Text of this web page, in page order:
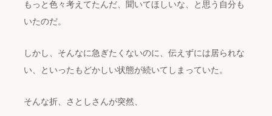
もっと色々考えてたんだ、聞いてほしいな、と思う自分も
いたのだ。
しかし、そんなに急ぎたくないのに、伝えずには居られな
い、といったもどかしい状態が続いてしまっていた。
そんな折、さとしさんが突然、